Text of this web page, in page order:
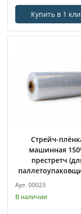
Купить в 1
Стрейч-
машинная
престретч
Арт. 00023
В наличии